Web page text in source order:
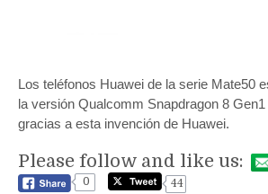
Los teléfonos Huawei de la serie Mate50
la versión Qualcomm Snapdragon 8
gracias a esta invención de Huawei.
Please follow and like us:
0
44